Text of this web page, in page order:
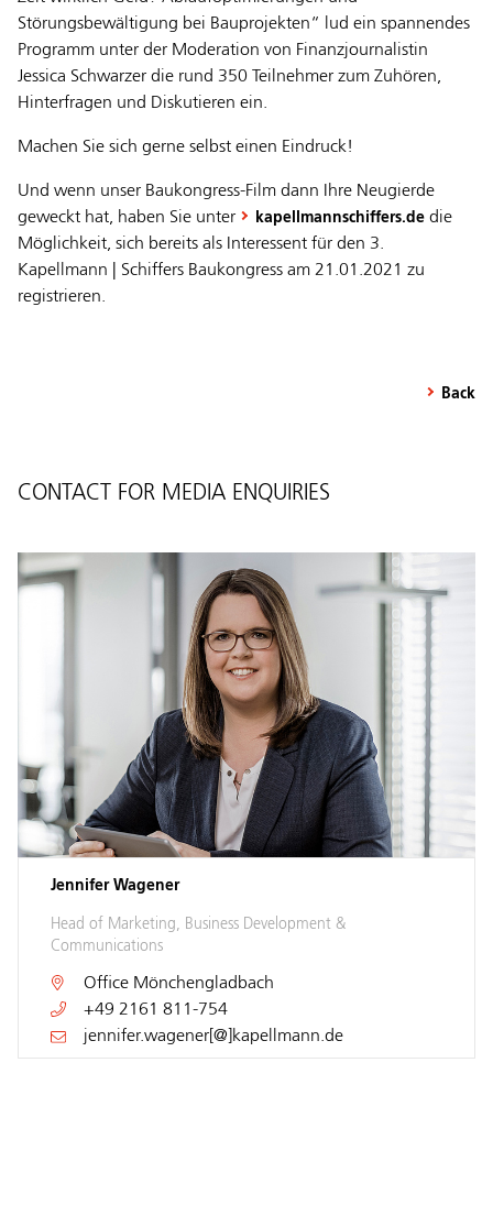
Störungsbewältigung bei Bauprojekten“ lud ein spannendes
Programm unter der Moderation von Finanzjournalistin
Jessica Schwarzer die rund 350 Teilnehmer zum Zuhören,
Hinterfragen und Diskutieren ein.
Machen Sie sich gerne selbst einen Eindruck!
Und wenn unser Baukongress-Film dann Ihre Neugierde
geweckt hat, haben Sie unter
kapellmannschiffers.de die
Möglichkeit, sich bereits als Interessent für den 3.
Kapellmann | Schiffers Baukongress am 21.01.2021 zu
registrieren.
Back
CONTACT FOR MEDIA ENQUIRIES
Jennifer Wagener
Head of Marketing, Business Development &
Communications
Office Mönchengladbach
+49 2161 811-754
jennifer.wagener[@]kapellmann.de